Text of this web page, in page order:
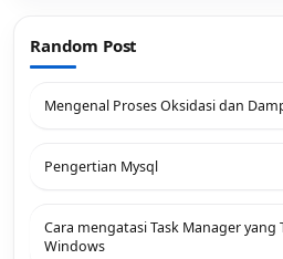
Random Post
Mengenal Proses Oksidasi dan
Pengertian Mysql
Cara mengatasi Task Manager yang
Windows